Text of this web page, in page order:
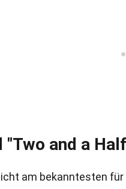
"Two and a
am bekanntesten für